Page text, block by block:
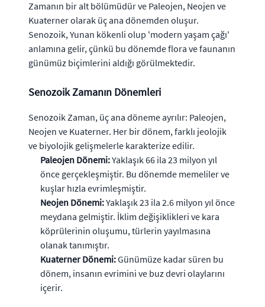
Zamanın bir alt bölümüdür ve Paleojen, Neojen ve
Kuaterner olarak üç ana dönemden oluşur.
Senozoik, Yunan kökenli olup 'modern yaşam çağı'
anlamına gelir, çünkü bu dönemde flora ve faunanın
günümüz biçimlerini aldığı görülmektedir.
Senozoik Zamanın Dönemleri
Senozoik Zaman, üç ana döneme ayrılır: Paleojen,
Neojen ve Kuaterner. Her bir dönem, farklı jeolojik
ve biyolojik gelişmelerle karakterize edilir.
Paleojen Dönemi:Yaklaşık 66 ila 23 milyon yıl
önce gerçekleşmiştir. Bu dönemde memeliler ve
kuşlar hızla evrimleşmiştir.
Neojen Dönemi:Yaklaşık 23 ila 2.6 milyon yıl önce
meydana gelmiştir. İklim değişiklikleri ve kara
köprülerinin oluşumu, türlerin yayılmasına
olanak tanımıştır.
Kuaterner Dönemi:Günümüze kadar süren bu
dönem, insanın evrimini ve buz devri olaylarını
içerir.